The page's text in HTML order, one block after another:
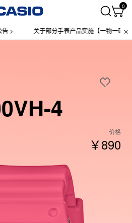
0
关于部分手表产品实施【一物一码】管
4
价格
￥890